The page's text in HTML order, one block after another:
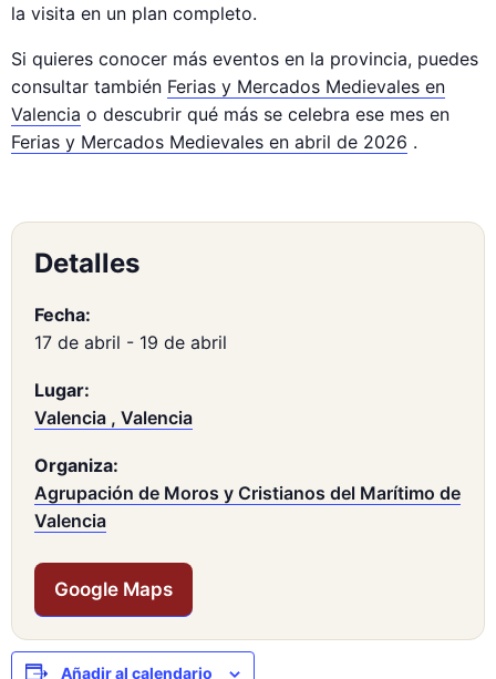
la visita en un plan completo.
Si quieres conocer más eventos en la provincia, puedes
consultar también Ferias y Mercados Medievales en
Valencia o descubrir qué más se celebra ese mes en
Ferias y Mercados Medievales en abril de 2026 .
Detalles
Fecha:
17 de abril - 19 de abril
Lugar:
Valencia , Valencia
Organiza:
Agrupación de Moros y Cristianos del Marítimo de
Valencia
Google Maps
Añadir al calendario